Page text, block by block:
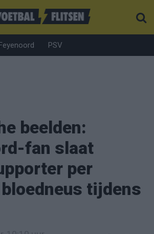
PSV
beelden:
fan slaat
per
tijdens